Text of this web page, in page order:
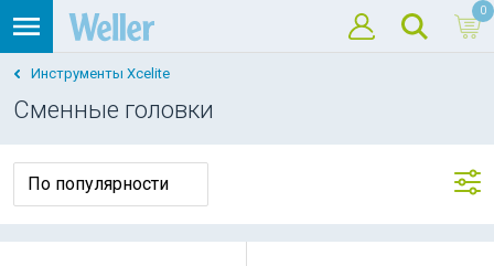
0
Инструменты Xcelite
Сменные головки